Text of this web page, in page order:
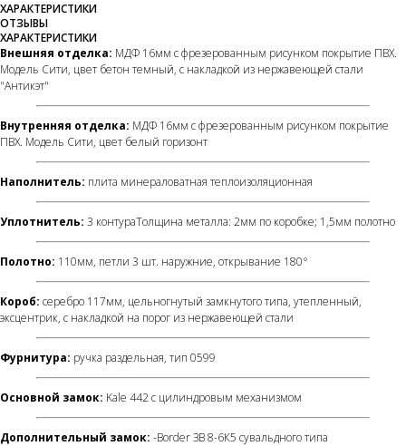
ХАРАКТЕРИСТИКИ
ОТЗЫВЫ
ХАРАКТЕРИСТИКИ
Внешняя отделка: МДФ 16мм с фрезерованным рисунком покрытие ПВХ.
Модель Сити, цвет бетон темный, с накладкой из нержавеющей стали
"Антикэт"
Внутренняя отделка: МДФ 16мм с фрезерованным рисунком покрытие
ПВХ. Модель Сити, цвет белый горизонт
Наполнитель: плита минераловатная теплоизоляционная
Уплотнитель: 3 контураТолщина металла: 2мм по коробке; 1,5мм полотно
Полотно: 110мм, петли 3 шт. наружние, открывание 180°
Короб: серебро 117мм, цельногнутый замкнутого типа, утепленный,
эксцентрик, с накладкой на порог из нержавеющей стали
Фурнитура: ручка раздельная, тип 0599
Основной замок: Kale 442 с цилиндровым механизмом
Дополнительный замок: -Border ЗВ 8-6К5 сувальдного типа